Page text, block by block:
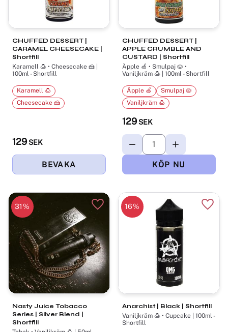
CHUFFED DESSERT |
CARAMEL CHEESECAKE |
Shortfill
Karamell 🍮 • Cheesecake 🍰 |
100ml - Shortfill
129 SEK
Karamell 🍮
Cheesecake 🍰
CHUFFED DESSERT |
APPLE CRUMBLE AND
CUSTARD | Shortfill
Äpple 🍏 • Smulpaj 🥧 •
Vaniljkräm 🍮 | 100ml - Shortfill
129 SEK
Äpple 🍏
Smulpaj 🥧
Vaniljkräm 🍮
Nasty Juice Tobacco
Series | Silver Blend |
Shortfill
31 % Lägg till i favoriter
Anarchist | Black | Shortfill
Vaniljkräm 🍮 • Cupcake | 100ml -
Shortfill
16%